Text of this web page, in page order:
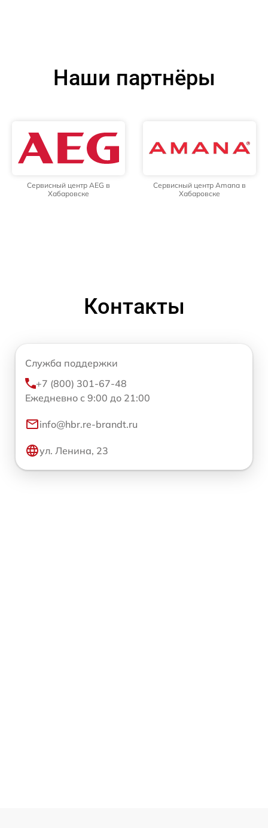
Наши партнёры
Сервисный центр AEG в
Хабаровске
Сервисный центр Amana в
Хабаровске
Контакты
Служба поддержки
+7 (800) 301-67-48
Ежедневно с 9:00 до 21:00
info@hbr.re-brandt.ru
ул. Ленина, 23